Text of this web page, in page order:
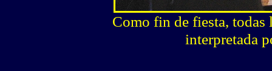
Como fin de fiesta, todas
interpretada